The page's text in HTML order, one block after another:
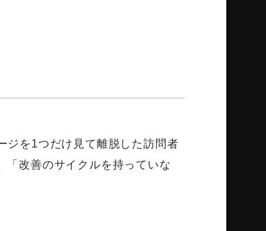
ジを1つだけ見て離脱した訪問者
改善のサイクルを持っていな